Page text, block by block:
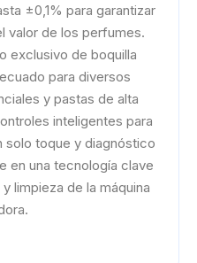
±0,1% para garantizar
valor de los perfumes.
exclusivo de boquilla
para diversos
y pastas de alta
inteligentes para
toque y diagnóstico
en una tecnología clave
limpieza de la máquina